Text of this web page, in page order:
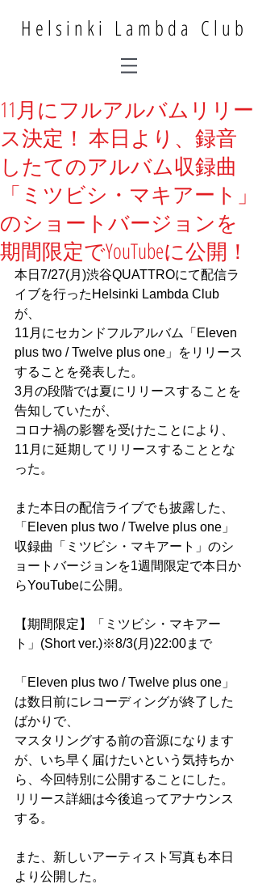
Helsinki Lambda Club
11月にフルアルバムリリー
ス決定！ 本日より、録音
したてのアルバム収録曲
「ミツビシ・マキアート」
のショートバージョンを
期間限定でYouTubeに公開！
本日7/27(月)渋谷QUATTROにて配信ラ
イブを行ったHelsinki Lambda Club
が、
11月にセカンドフルアルバム「Eleven
plus two / Twelve plus one」をリリース
することを発表した。
3月の段階では夏にリリースすることを
告知していたが、
コロナ禍の影響を受けたことにより、
11月に延期してリリースすることとな
った。
また本日の配信ライブでも披露した、
「Eleven plus two / Twelve plus one」
収録曲「ミツビシ・マキアート」のシ
ョートバージョンを1週間限定で本日か
らYouTubeに公開。
【期間限定】「ミツビシ・マキアー
ト」(Short ver.)※8/3(月)22:00まで
「Eleven plus two / Twelve plus one」
は数日前にレコーディングが終了した
ばかりで、
マスタリングする前の音源になります
が、いち早く届けたいという気持ちか
ら、今回特別に公開することにした。
リリース詳細は今後追ってアナウンス
する。
また、新しいアーティスト写真も本日
より公開した。